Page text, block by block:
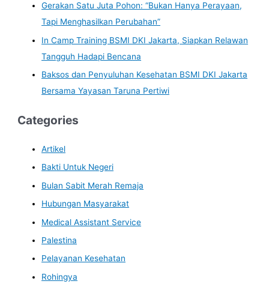
Gerakan Satu Juta Pohon: “Bukan Hanya Perayaan,
Tapi Menghasilkan Perubahan”
In Camp Training BSMI DKI Jakarta, Siapkan Relawan
Tangguh Hadapi Bencana
Baksos dan Penyuluhan Kesehatan BSMI DKI Jakarta
Bersama Yayasan Taruna Pertiwi
Categories
Artikel
Bakti Untuk Negeri
Bulan Sabit Merah Remaja
Hubungan Masyarakat
Medical Assistant Service
Palestina
Pelayanan Kesehatan
Rohingya